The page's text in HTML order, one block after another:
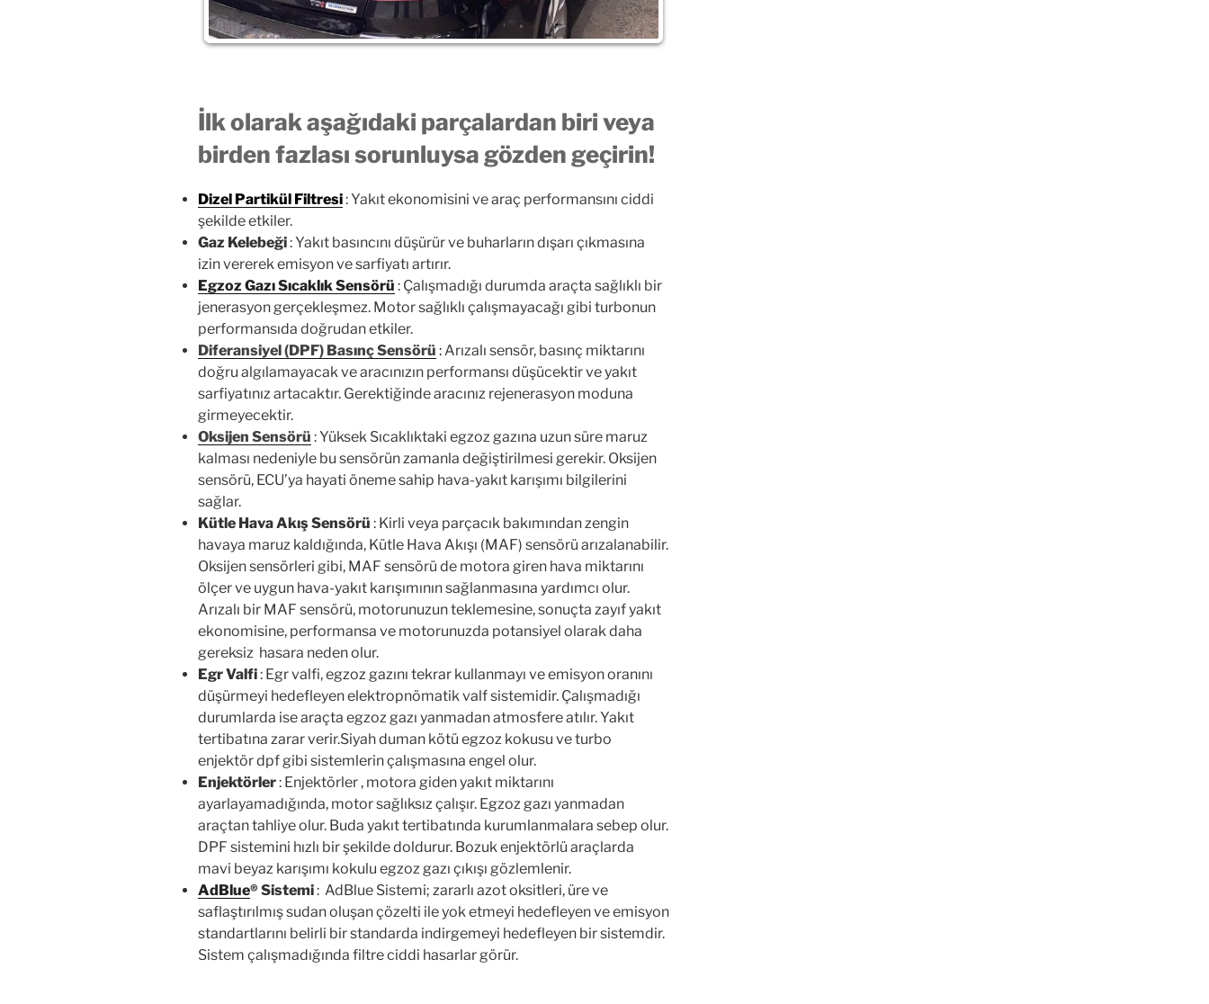
İlk olarak aşağıdaki parçalardan biri veya
birden fazlası sorunluysa gözden geçirin!
Dizel Partikül Filtresi: Yakıt ekonomisini ve araç performansını ciddi
şekilde etkiler.
Gaz Kelebeği: Yakıt basıncını düşürür ve buharların dışarı çıkmasına
izin vererek emisyon ve sarfiyatı artırır.
Egzoz Gazı Sıcaklık Sensörü : Çalışmadığı durumda araçta sağlıklı bir
jenerasyon gerçekleşmez. Motor sağlıklı çalışmayacağı gibi turbonun
performansıda doğrudan etkiler.
Diferansiyel (DPF) Basınç Sensörü : Arızalı sensör, basınç miktarını
doğru algılamayacak ve aracınızın performansı düşücektir ve yakıt
sarfiyatınız artacaktır. Gerektiğinde aracınız rejenerasyon moduna
girmeyecektir.
Oksijen Sensörü : Yüksek Sıcaklıktaki egzoz gazına uzun süre maruz
kalması nedeniyle bu sensörün zamanla değiştirilmesi gerekir. Oksijen
sensörü, ECU’ya hayati öneme sahip hava-yakıt karışımı bilgilerini
sağlar.
Kütle Hava Akış Sensörü : Kirli veya parçacık bakımından zengin
havaya maruz kaldığında, Kütle Hava Akışı (MAF) sensörü arızalanabilir.
Oksijen sensörleri gibi, MAF sensörü de motora giren hava miktarını
ölçer ve uygun hava-yakıt karışımının sağlanmasına yardımcı olur.
Arızalı bir MAF sensörü, motorunuzun teklemesine, sonuçta zayıf yakıt
ekonomisine, performansa ve motorunuzda potansiyel olarak daha
gereksiz hasara neden olur.
Egr Valfi: Egr valfi, egzoz gazını tekrar kullanmayı ve emisyon oranını
düşürmeyi hedefleyen elektropnömatik valf sistemidir. Çalışmadığı
durumlarda ise araçta egzoz gazı yanmadan atmosfere atılır. Yakıt
tertibatına zarar verir.Siyah duman kötü egzoz kokusu ve turbo
enjektör dpf gibi sistemlerin çalışmasına engel olur.
Enjektörler: Enjektörler , motora giden yakıt miktarını
ayarlayamadığında, motor sağlıksız çalışır. Egzoz gazı yanmadan
araçtan tahliye olur. Buda yakıt tertibatında kurumlanmalara sebep olur.
DPF sistemini hızlı bir şekilde doldurur. Bozuk enjektörlü araçlarda
mavi beyaz karışımı kokulu egzoz gazı çıkışı gözlemlenir.
AdBlue®Sistemi: AdBlue Sistemi; zararlı azot oksitleri, üre ve
saflaştırılmış sudan oluşan çözelti ile yok etmeyi hedefleyen ve emisyon
standartlarını belirli bir standarda indirgemeyi hedefleyen bir sistemdir.
Sistem çalışmadığında filtre ciddi hasarlar görür.